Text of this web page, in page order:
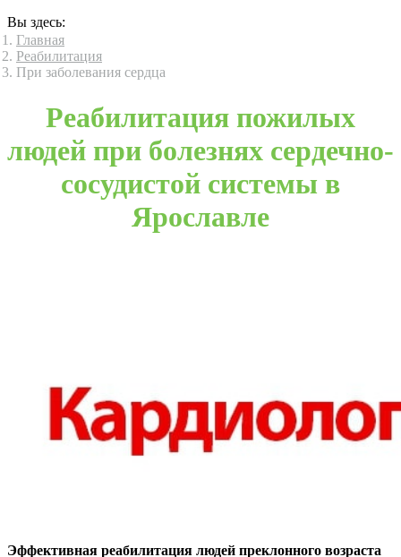
Вы здесь:
Главная
Реабилитация
При заболевания сердца
Реабилитация пожилых
людей при болезнях сердечно-
сосудистой системы в
Ярославле
Эффективная реабилитация людей преклонного возраста